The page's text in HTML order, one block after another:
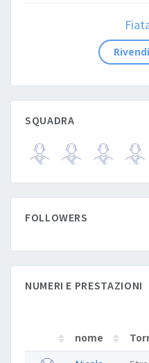
SQUADRA
FOLLOWERS
NUMERI E PRESTAZIONI
nome
nome